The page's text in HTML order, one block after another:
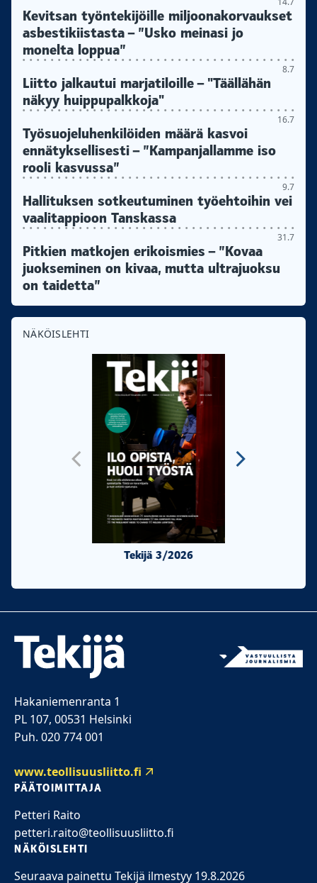
Kevitsan työntekijöille miljoonakorvaukset
asbestikiistasta – ”Usko meinasi jo
monelta loppua”
8.7
Liitto jalkautui marjatiloille – "Täällähän
näkyy huippupalkkoja"
16.7
Työsuojeluhenkilöiden määrä kasvoi
ennätyksellisesti – ”Kampanjallamme iso
rooli kasvussa”
9.7
Hallituksen sotkeutuminen työehtoihin vei
vaalitappioon Tanskassa
31.7
Pitkien matkojen erikoismies – ”Kovaa
juokseminen on kivaa, mutta ultrajuoksu
on taidetta”
NÄKÖISLEHTI
Tekijä 3/2026
Hakaniemenranta 1
PL 107, 00531 Helsinki
Puh. 020 774 001
www.teollisuusliitto.fi
PÄÄTOIMITTAJA
Petteri Raito
petteri.raito@teollisuusliitto.fi
NÄKÖISLEHTI
Seuraava painettu Tekijä ilmestyy 19.8.2026